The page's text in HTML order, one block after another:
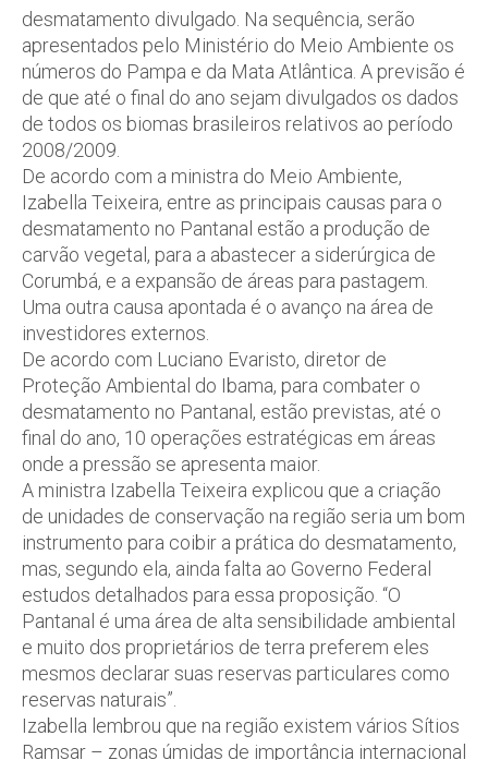
desmatamento divulgado. Na sequência, serão
apresentados pelo Ministério do Meio Ambiente os
números do Pampa e da Mata Atlântica. A previsão é
de que até o final do ano sejam divulgados os dados
de todos os biomas brasileiros relativos ao período
2008/2009.
De acordo com a ministra do Meio Ambiente,
Izabella Teixeira, entre as principais causas para o
desmatamento no Pantanal estão a produção de
carvão vegetal, para a abastecer a siderúrgica de
Corumbá, e a expansão de áreas para pastagem.
Uma outra causa apontada é o avanço na área de
investidores externos.
De acordo com Luciano Evaristo, diretor de
Proteção Ambiental do Ibama, para combater o
desmatamento no Pantanal, estão previstas, até o
final do ano, 10 operações estratégicas em áreas
onde a pressão se apresenta maior.
A ministra Izabella Teixeira explicou que a criação
de unidades de conservação na região seria um bom
instrumento para coibir a prática do desmatamento,
mas, segundo ela, ainda falta ao Governo Federal
estudos detalhados para essa proposição. “O
Pantanal é uma área de alta sensibilidade ambiental
e muito dos proprietários de terra preferem eles
mesmos declarar suas reservas particulares como
reservas naturais”.
Izabella lembrou que na região existem vários Sítios
Ramsar – zonas úmidas de importância internacional